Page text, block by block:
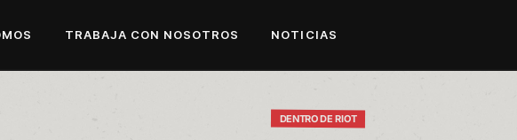
TRABAJA CON NOSOTROS NOTICIAS
DENTRO DE RIOT